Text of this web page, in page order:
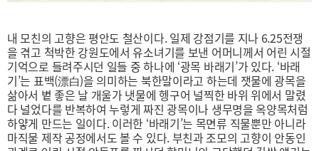
내 모친의 고향은 평안도 철산이다. 일제 강점기를 지나 6.25전쟁
을 겪고 척박한 강원도에서 유소녀기를 보낸 어머니께서 어린 시절
기억으로 들려주시던 일들 중 하나에 ‘광목 바래기’가 있다. ‘바래
기’는 표백(漂白)을 의미하는 북한말이라고 하는데 잿물에 광목을
삶아서 볕 좋은 날 개울가 냇물에 헹구어 널찍한 바위 위에서 말렸
다 널었다를 반복하여 누렇게 짜진 광목이나 생무명을 옥양목처럼
하얗게 만드는 일이다. 이러한 ‘바래기’는 목면류 직물뿐만 아니라
마직물 제작 공정에서도 볼 수 있다. 부친과 조모의 고향이 안동인